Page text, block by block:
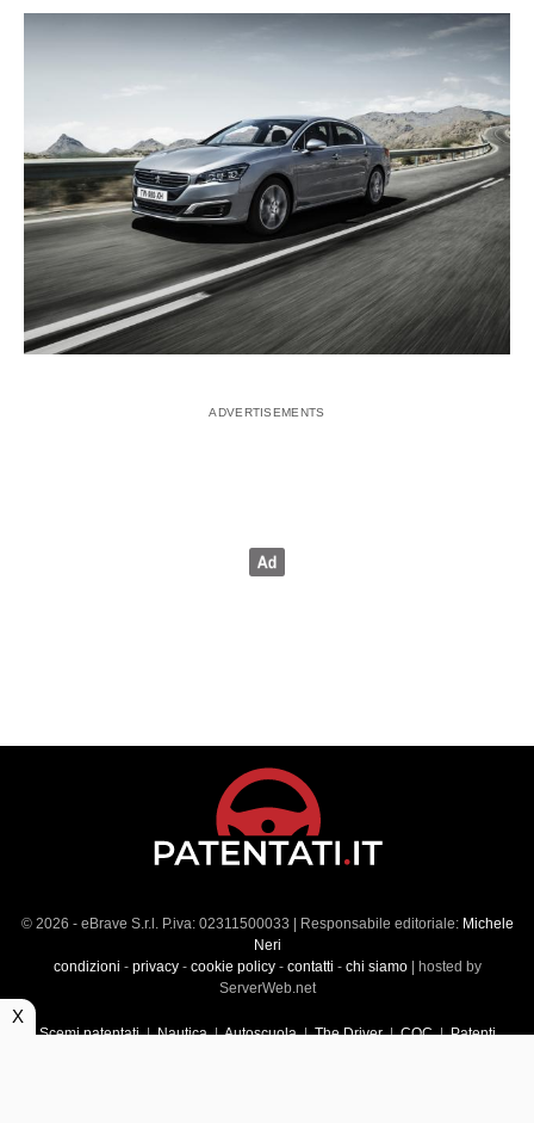
© 2026 - eBrave S.r.l. P.iva: 02311500033 | Responsabile editoriale: Michele
Neri
condizioni - privacy- cookie policy- contatti - chi siamo| hosted by
ServerWeb.net
Scemi patentati|Nautica|Autoscuola|The Driver|CQC|Patenti
X